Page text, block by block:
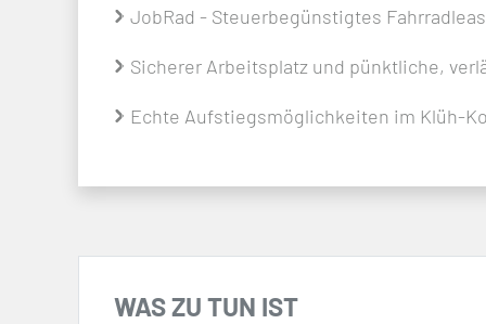
JobRad - Steuerbegünstigtes
Sicherer Arbeitsplatz und pünktliche,
Echte Aufstiegsmöglichkeiten im Klüh-
WAS ZU TUN IST